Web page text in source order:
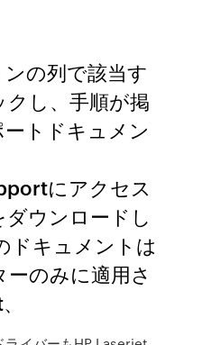
の列で該当す
し、手順が掲
トドキュメン
にアクセス
ウンロードし
ドキュメントは
のみに適用さ